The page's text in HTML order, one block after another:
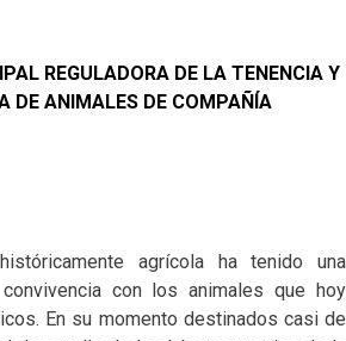
REGULADORA DE LA TENENCIA Y
DE ANIMALES DE COMPAÑÍA
agrícola ha tenido una
con los animales que hoy
En su momento destinados casi de